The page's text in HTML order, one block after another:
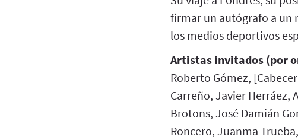
firmar un autógrafo a un
los medios deportivos
Artistas invitados (por
Roberto Gómez,
Carreño, Javier Herráez,
Brotons, José Damián
Roncero, Juanma